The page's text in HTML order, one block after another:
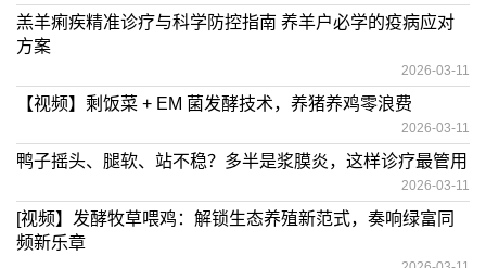
羔羊痢疾精准诊疗与科学防控指南 养羊户必学的疫病应对
方案
2026-03-11
【视频】剩饭菜 + EM 菌发酵技术，养猪养鸡零浪费
2026-03-11
鸭子摇头、腿软、站不稳？多半是浆膜炎，这样诊疗最管用
2026-03-11
[视频】发酵牧草喂鸡：解锁生态养殖新范式，奏响绿富同
频新乐章